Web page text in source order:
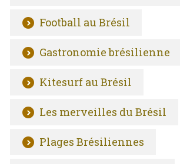
Football au Brésil
Gastronomie brésilienne
Kitesurf au Brésil
Les merveilles du Brésil
Plages Brésiliennes